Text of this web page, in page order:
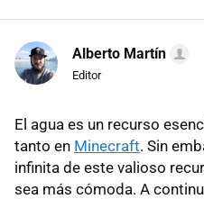
Alberto Martín
Editor
El agua es un recurso
tanto en Minecraft. Sin
infinita de este valioso
sea más cómoda. A